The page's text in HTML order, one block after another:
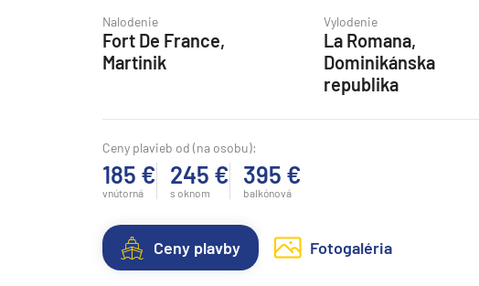
Nórske fjordy
Nórske fjordy a Pobaltie
Severná Európa
Severozápadná Európa
Britské ostrovy a Írsko
Severozápadná Európa
Kanárske ostrovy, Madeira a Maroko
Nalodenie
Fort De France,
Martinik
Vylodenie
La Romana,
Dominikánska
republika
Ceny plavieb od (na osobu):
185 €
vnútorná
245 €
s oknom
395 €
balkónová
Ceny plavby Fotogaléria